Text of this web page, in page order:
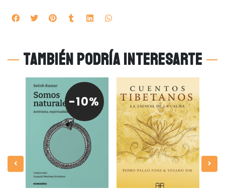
También podría interesarte
-10%